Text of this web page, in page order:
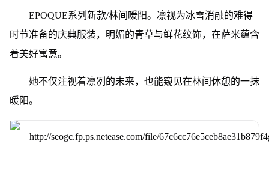
EPOQUE系列新款/林间暖阳。凛视为冰雪消融的难得
时节准备的庆典服装，明媚的青草与鲜花纹饰，在萨米蕴含
着美好寓意。
她不仅注视着凛冽的未来，也能窥见在林间休憩的一抹
暖阳。